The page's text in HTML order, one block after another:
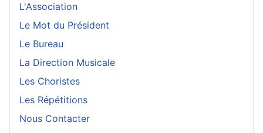
L'Association
Le Mot du Président
Le Bureau
La Direction Musicale
Les Choristes
Les Répétitions
Nous Contacter